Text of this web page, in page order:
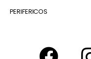
PERIFERICOS